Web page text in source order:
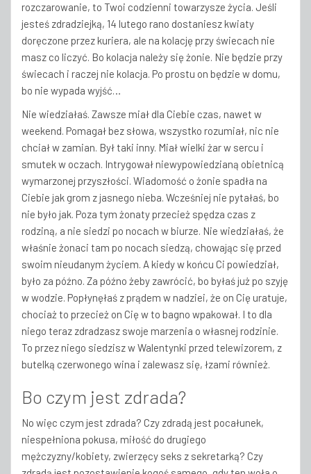
rozczarowanie, to Twoi codzienni towarzysze życia. Jeśli
jesteś zdradziejką, 14 lutego rano dostaniesz kwiaty
doręczone przez kuriera, ale na kolację przy świecach nie
masz co liczyć. Bo kolacja należy się żonie. Nie będzie przy
świecach i raczej nie kolacja. Po prostu on będzie w domu,
bo nie wypada wyjść…
Nie wiedziałaś. Zawsze miał dla Ciebie czas, nawet w
weekend. Pomagał bez słowa, wszystko rozumiał, nic nie
chciał w zamian. Był taki inny. Miał wielki żar w sercu i
smutek w oczach. Intrygował niewypowiedzianą obietnicą
wymarzonej przyszłości. Wiadomość o żonie spadła na
Ciebie jak grom z jasnego nieba. Wcześniej nie pytałaś, bo
nie było jak. Poza tym żonaty przecież spędza czas z
rodziną, a nie siedzi po nocach w biurze. Nie wiedziałaś, że
właśnie żonaci tam po nocach siedzą, chowając się przed
swoim nieudanym życiem. A kiedy w końcu Ci powiedział,
było za późno. Za późno żeby zawrócić, bo byłaś już po szyję
w wodzie. Popłynęłaś z prądem w nadziei, że on Cię uratuje,
chociaż to przecież on Cię w to bagno wpakował. I to dla
niego teraz zdradzasz swoje marzenia o własnej rodzinie.
To przez niego siedzisz w Walentynki przed telewizorem, z
butelką czerwonego wina i zalewasz się, łzami również.
Bo czym jest zdrada?
No więc czym jest zdrada? Czy zdradą jest pocałunek,
niespełniona pokusa, miłość do drugiego
mężczyzny/kobiety, zwierzęcy seks z sekretarką? Czy